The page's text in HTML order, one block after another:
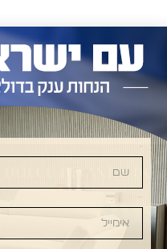
DIVANI •